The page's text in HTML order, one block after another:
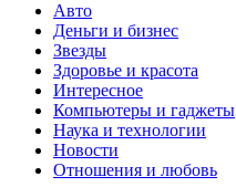
Авто
Деньги и бизнес
Звезды
Здоровье и красота
Интересное
Компьютеры и гаджеты
Наука и технологии
Новости
Отношения и любовь